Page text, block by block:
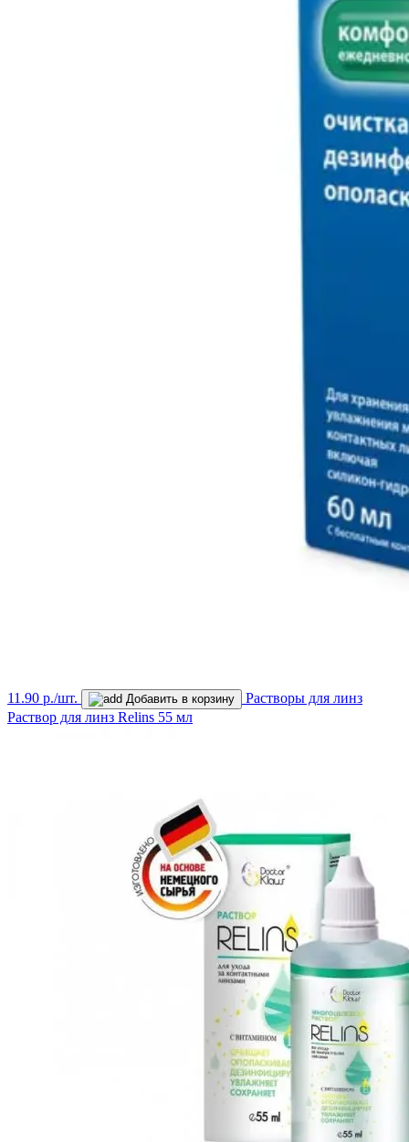
11.90 р./шт. Добавить в корзину
Растворы для линз
Раствор для линз Relins 55 мл